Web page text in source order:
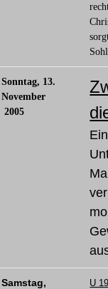
Sonntag, 13.
November
2005
Samstag,
U